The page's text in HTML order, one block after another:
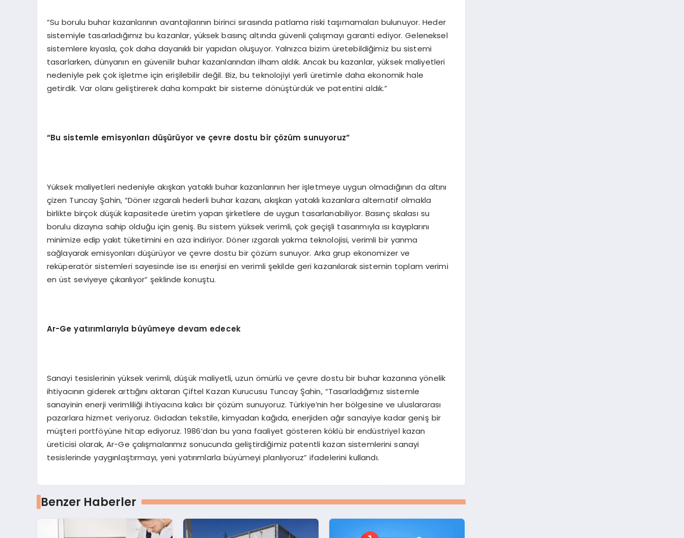
“Su borulu buhar kazanlarının avantajlarının birinci sırasında patlama riski taşımamaları bulunuyor. Heder
sistemiyle tasarladığımız bu kazanlar, yüksek basınç altında güvenli çalışmayı garanti ediyor. Geleneksel
sistemlere kıyasla, çok daha dayanıklı bir yapıdan oluşuyor. Yalnızca bizim üretebildiğimiz bu sistemi
tasarlarken, dünyanın en güvenilir buhar kazanlarından ilham aldık. Ancak bu kazanlar, yüksek maliyetleri
nedeniyle pek çok işletme için erişilebilir değil. Biz, bu teknolojiyi yerli üretimle daha ekonomik hale
getirdik. Var olanı geliştirerek daha kompakt bir sisteme dönüştürdük ve patentini aldık.”
“Bu sistemle emisyonları düşürüyor ve çevre dostu bir çözüm sunuyoruz”
Yüksek maliyetleri nedeniyle akışkan yataklı buhar kazanlarının her işletmeye uygun olmadığının da altını
çizen Tuncay Şahin, “Döner ızgaralı hederli buhar kazanı, akışkan yataklı kazanlara alternatif olmakla
birlikte birçok düşük kapasitede üretim yapan şirketlere de uygun tasarlanabiliyor. Basınç skalası su
borulu dizayna sahip olduğu için geniş. Bu sistem yüksek verimli, çok geçişli tasarımıyla ısı kayıplarını
minimize edip yakıt tüketimini en aza indiriyor. Döner ızgaralı yakma teknolojisi, verimli bir yanma
sağlayarak emisyonları düşürüyor ve çevre dostu bir çözüm sunuyor. Arka grup ekonomizer ve
reküperatör sistemleri sayesinde ise ısı enerjisi en verimli şekilde geri kazanılarak sistemin toplam verimi
en üst seviyeye çıkarılıyor” şeklinde konuştu.
Ar-Ge yatırımlarıyla büyümeye devam edecek
Sanayi tesislerinin yüksek verimli, düşük maliyetli, uzun ömürlü ve çevre dostu bir buhar kazanına yönelik
ihtiyacının giderek arttığını aktaran Çiftel Kazan Kurucusu Tuncay Şahin, “Tasarladığımız sistemle
sanayinin enerji verimliliği ihtiyacına kalıcı bir çözüm sunuyoruz. Türkiye’nin her bölgesine ve uluslararası
pazarlara hizmet veriyoruz. Gıdadan tekstile, kimyadan kağıda, enerjiden ağır sanayiye kadar geniş bir
müşteri portföyüne hitap ediyoruz. 1986’dan bu yana faaliyet gösteren köklü bir endüstriyel kazan
üreticisi olarak, Ar-Ge çalışmalarımız sonucunda geliştirdiğimiz patentli kazan sistemlerini sanayi
tesislerinde yaygınlaştırmayı, yeni yatırımlarla büyümeyi planlıyoruz” ifadelerini kullandı.
Benzer Haberler